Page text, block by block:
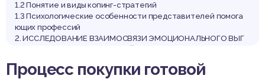
1.2 Понятие и виды копинг-стратегий
1.3 Психологические особенности представителей помога
ющих профессий
2. ИССЛЕДОВАНИЕ ВЗАИМОСВЯЗИ ЭМОЦИОНАЛЬНОГО ВЫГ
2.2 Описание и анализ результатов исследования
Процесс покупки готовой